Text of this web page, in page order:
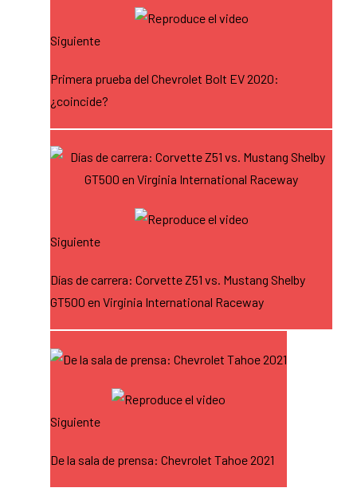
Siguiente
Primera prueba del Chevrolet Bolt EV 2020:
¿coincide?
Siguiente
Días de carrera: Corvette Z51 vs. Mustang Shelby
GT500 en Virginia International Raceway
Siguiente
De la sala de prensa: Chevrolet Tahoe 2021